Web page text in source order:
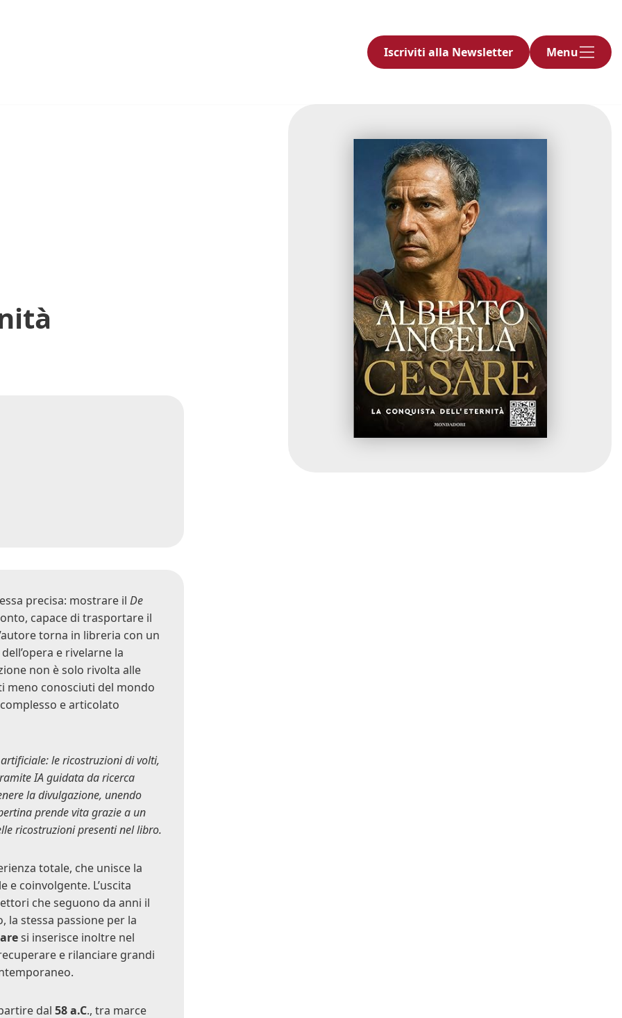
Iscriviti alla Newsletter Menu
precisa: mostrare il De
capace di trasportare il
torna in libreria con un
e rivelarne la
non è solo rivolta alle
meno conosciuti del mondo
e articolato
le ricostruzioni di volti,
IA guidata da ricerca
la divulgazione, unendo
prende vita grazie a un
ricostruzioni presenti nel libro.
totale, che unisce la
coinvolgente. L’uscita
che seguono da anni il
la stessa passione per la
si inserisce inoltre nel
e rilanciare grandi
dal 58 a.C., tra marce